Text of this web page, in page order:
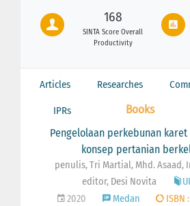
168
SINTA Score Overall
Productivity
Articles Researches
IPRs Books
Pengelolaan perkebunan
konsep pertanian
penulis, Tri Martial, Mhd. Asaad,
editor, Desi Novita
2020
Medan ISBN :